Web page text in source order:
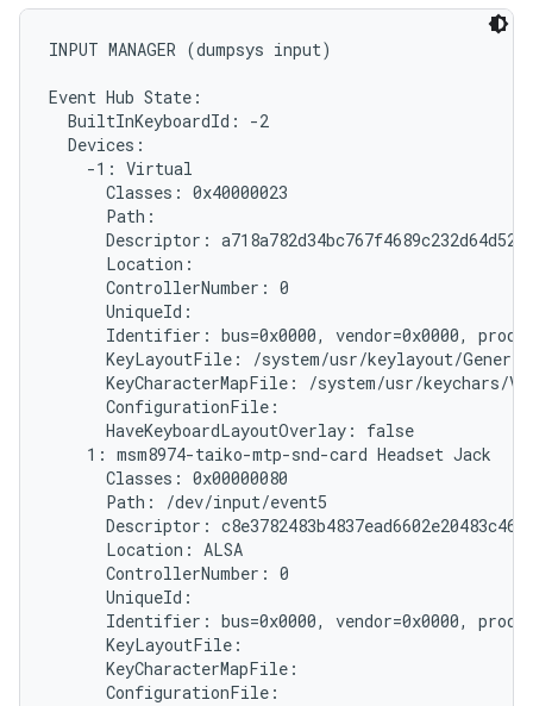
INPUT MANAGER (dumpsys input)
Event Hub State:
  BuiltInKeyboardId: -2
  Devices:
    -1: Virtual
      Classes: 0x40000023
      Path:
Descriptor:
      Location:
      ControllerNumber: 0
      UniqueId:
Identifier: bus=0x0000, vendor=0x0000,
KeyLayoutFile: /system/usr/keylayout/
KeyCharacterMapFile: /system/usr/keychars/
      ConfigurationFile:
      HaveKeyboardLayoutOverlay: false
    1: msm8974-taiko-mtp-snd-card Headset Jack
      Classes: 0x00000080
      Path: /dev/input/event5
Descriptor:
      Location: ALSA
      ControllerNumber: 0
      UniqueId:
Identifier: bus=0x0000, vendor=0x0000,
      KeyLayoutFile:
      KeyCharacterMapFile:
      ConfigurationFile: